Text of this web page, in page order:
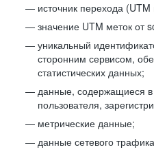
источник перехода (UTM
значение UTM меток от
уникальный
сторонним сервисом,
статистических данных;
данные, содержащиеся
пользователя,
метрические данные;
данные сетевого